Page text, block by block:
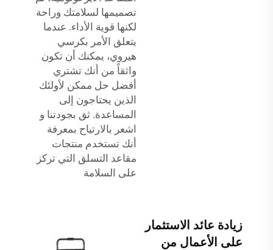
تصميمها لسلامتك وراحة
لكنها قوية الأداء. عندما
يتعلق الأمر بكرسي
هيروي، يمكنك أن تكون
واثقاً من أنك تشتري
أفضل حل ممكن لأولئك
الذين يحتاجون إلى
المساعدة. ثق بجودتنا و
اشعر بالارتياح بمعرفة
أنك تستخدم منتجات
مقاعد التسلق التي تركز
على السلامة
زيادة عائد الاستثمار
على الأعمال من